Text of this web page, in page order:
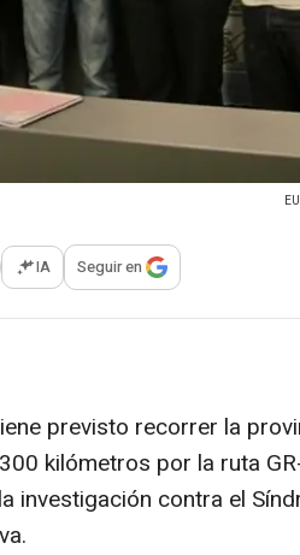
opciones para compartir
IA Seguir en
previsto recorrer la
kilómetros por la ruta
investigación contra el